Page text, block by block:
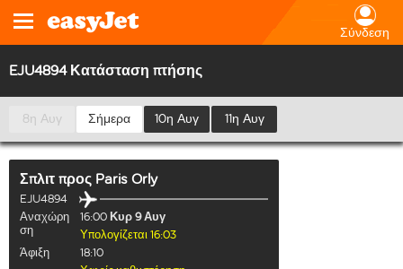
Σύνδεση
EJU4894 Κατάσταση πτήσης
8η Αυγ Σήμερα 10η Αυγ 11η Αυγ
Σπλιτ προς Paris Orly
EJU4894
Αναχώρη
ση
16:00 Κυρ 9 Αυγ
Υπολογίζεται 16:03
Άφιξη
18:10